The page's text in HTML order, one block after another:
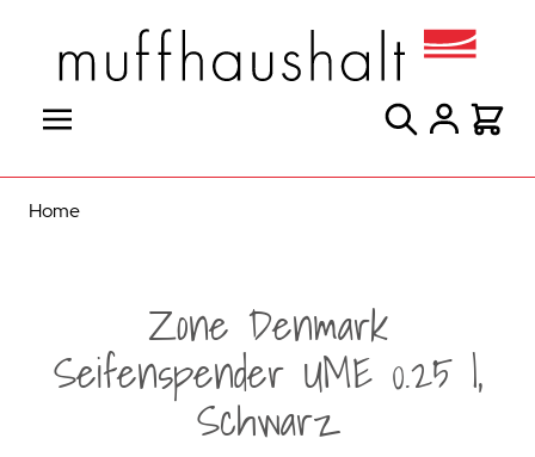
Suche
Home
Zone Denmark
Seifenspender UME 0.25 l,
Schwarz